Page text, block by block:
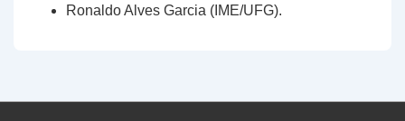
Ronaldo Alves Garcia (IME/UFG).